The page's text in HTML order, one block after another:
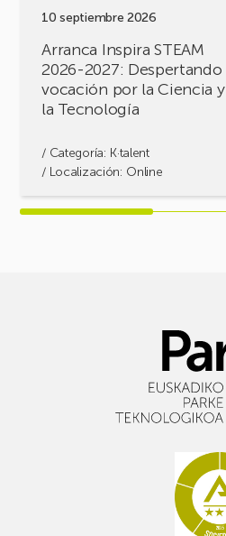
10 septiembre 2026
Arranca Inspira STEAM
2026-2027: Despertando
vocación por la Ciencia y
la Tecnología
/ Categoría: K·talent
/ Localización: Online
Ciencia
Tecnología